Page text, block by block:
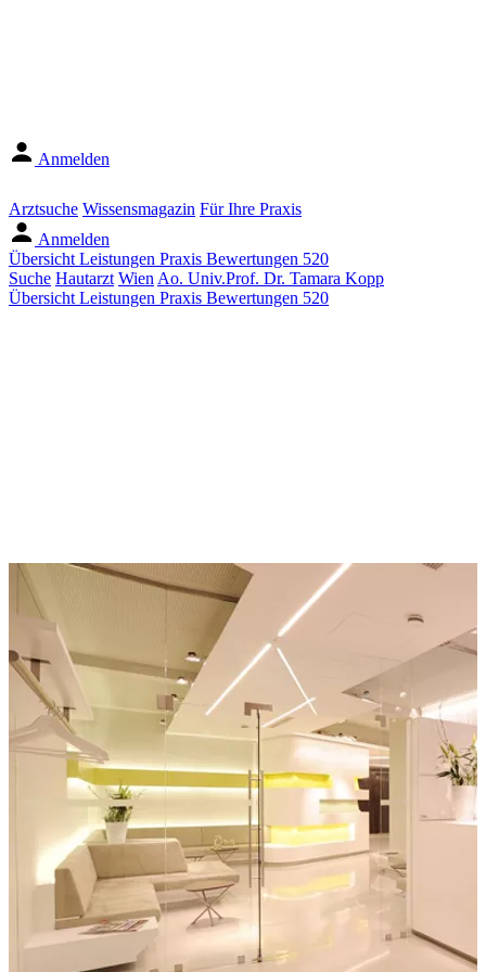
Anmelden
Arztsuche Wissensmagazin Für Ihre Praxis
Anmelden
Übersicht Leistungen Praxis Bewertungen 520
Suche Hautarzt Wien Ao. Univ.Prof. Dr. Tamara Kopp
Übersicht Leistungen Praxis Bewertungen 520